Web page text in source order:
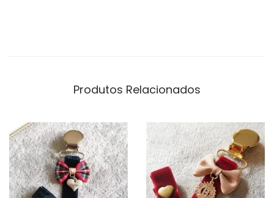
e
r
s
o
n
Produtos Relacionados